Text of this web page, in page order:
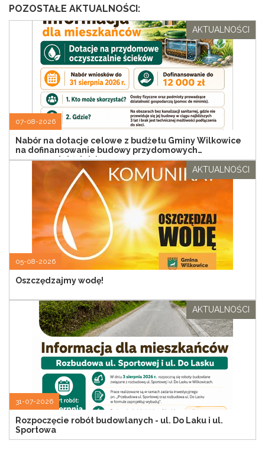
POZOSTAŁE AKTUALNOŚCI:
07-08-2026
Nabór na dotacje celowe z budżetu Gminy Wilkowice
na dofinansowanie budowy przydomowych
oczyszczalni ścieków
AKTUALNOŚCI
05-08-2026
Oszczędzajmy wodę!
AKTUALNOŚCI
31-07-2026
Rozpoczęcie robót budowlanych - ul. Do Laku i ul.
Sportowa
AKTUALNOŚCI